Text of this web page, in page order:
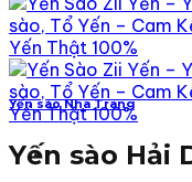
Yến sào Nha Trang
Yến sào Hải